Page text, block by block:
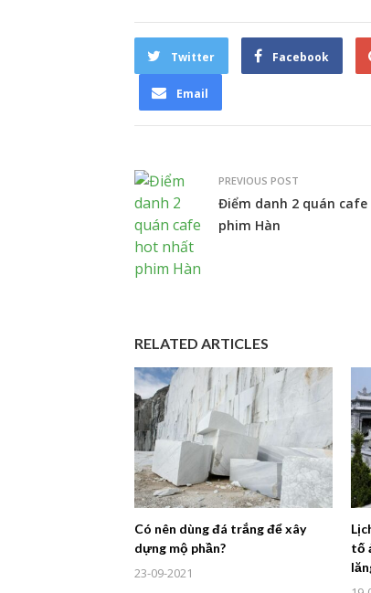
Twitter Facebook
Email
PREVIOUS POST
Điểm danh 2 quán
phim Hàn
RELATED ARTICLES
Có nên dùng đá trắng để xây
dựng mộ phần?
23-09-2021
tố